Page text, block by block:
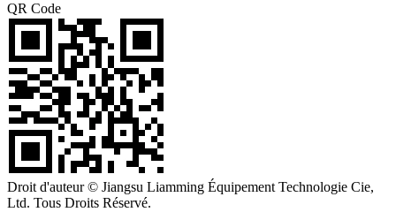
QR Code
Droit d'auteur © Jiangsu Liamming Équipement Technologie Cie,
Ltd. Tous Droits Réservé.